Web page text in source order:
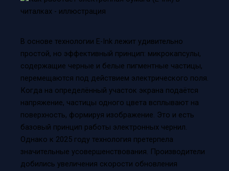
В основе технологии E-Ink лежит удивительно
простой, но эффективный принцип: микрокапсулы,
содержащие черные и белые пигментные частицы,
перемещаются под действием электрического поля.
Когда на определённый участок экрана подаётся
напряжение, частицы одного цвета всплывают на
поверхность, формируя изображение. Это и есть
базовый принцип работы электронных чернил.
Однако к 2025 году технология претерпела
значительные усовершенствования. Производители
добились увеличения скорости обновления